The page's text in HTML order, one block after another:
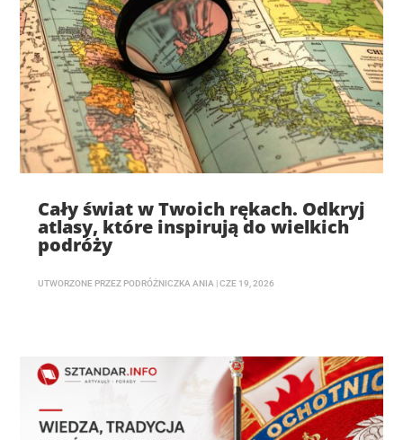
Cały świat w Twoich rękach. Odkryj
atlasy, które inspirują do wielkich
podróży
UTWORZONE PRZEZ PODRÓŻNICZKA ANIA |CZE 19, 2026